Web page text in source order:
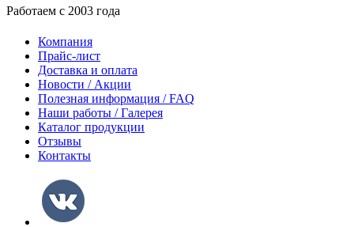
Работаем с 2003 года
Компания
Прайс-лист
Доставка и оплата
Новости / Акции
Полезная информация / FAQ
Наши работы / Галерея
Каталог продукции
Отзывы
Контакты